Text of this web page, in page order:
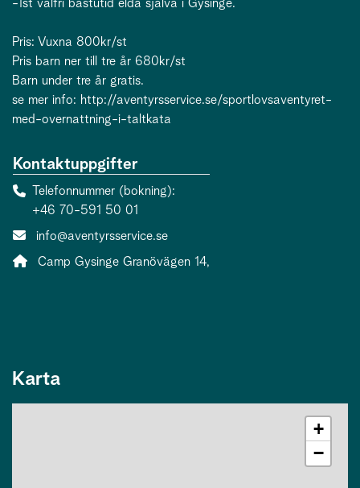
-1st valfri bastutid elda själva i Gysinge.
Pris: Vuxna 800kr/st
Pris barn ner till tre år 680kr/st
Barn under tre år gratis.
se mer info: http://aventyrsservice.se/sportlovsaventyret-
med-overnattning-i-taltkata
Kontaktuppgifter
Telefonnummer (bokning)
+46 70-591 50 01
E-post:
info@aventyrsservice.se
Adress:
Camp Gysinge Granövägen 14,
Karta
+
−